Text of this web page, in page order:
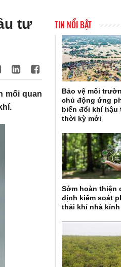
tư
mối quan
TIN NỔI BẬT
Bảo vệ môi
chủ động ứng
biến đổi khí hậu
thời kỳ mới
Sớm hoàn thiện
định kiểm soát
thải khí nhà kính